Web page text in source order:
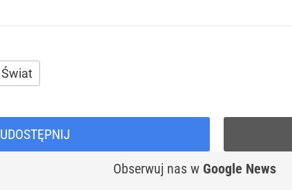
Świat
UDOSTĘPNIJ
Obserwuj nas w Google News